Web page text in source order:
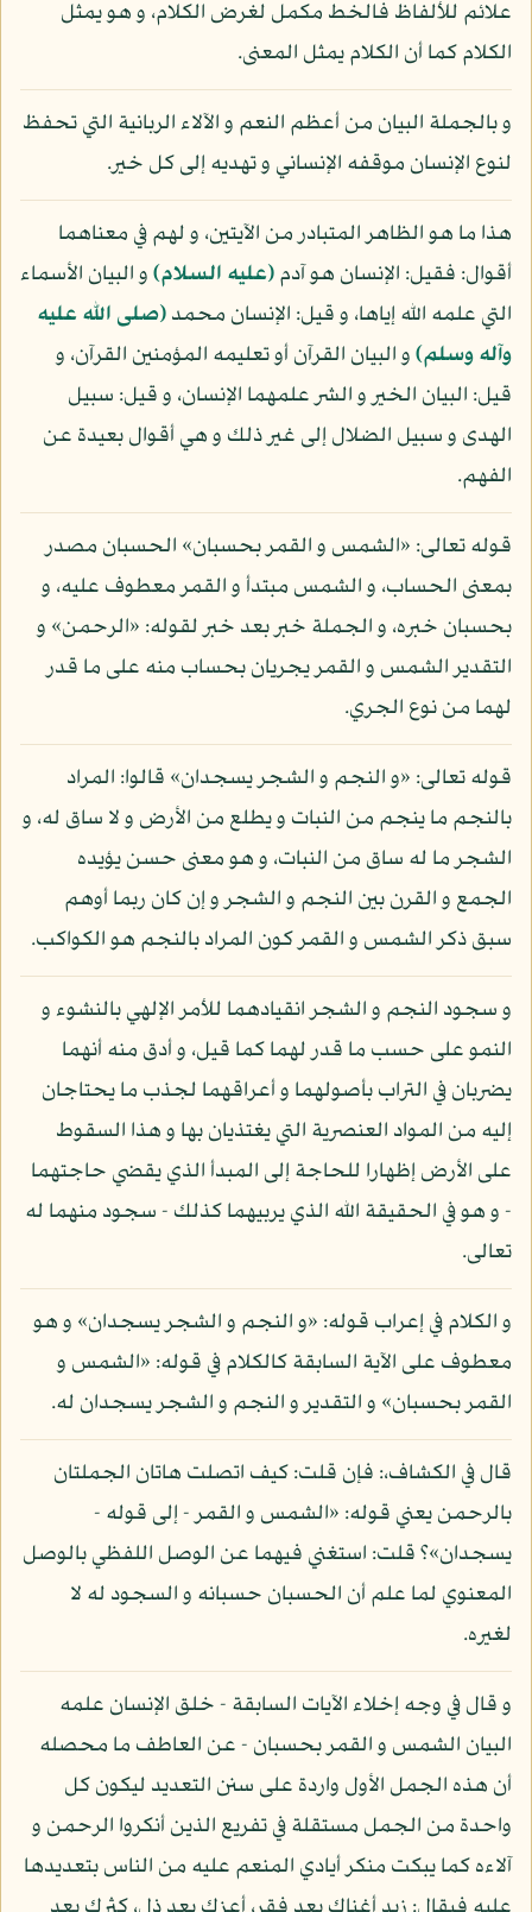
علائم للألفاظ فالخط مكمل لغرض الكلام، و هو يمثل
الكلام كما أن الكلام يمثل المعنى.
و بالجملة البيان من أعظم النعم و الآلاء الربانية التي تحفظ
لنوع الإنسان موقفه الإنساني و تهديه إلى كل خير.
هذا ما هو الظاهر المتبادر من الآيتين، و لهم في معناهما
أقوال: فقيل: الإنسان هو آدم(عليه السلام)و البيان الأسماء
التي علمه الله إياها، و قيل: الإنسان محمد(صلى الله عليه
وآله وسلم)و البيان القرآن أو تعليمه المؤمنين القرآن، و
قيل: البيان الخير و الشر علمهما الإنسان، و قيل: سبيل
الهدى و سبيل الضلال إلى غير ذلك و هي أقوال بعيدة عن
الفهم.
قوله تعالى: «الشمس و القمر بحسبان» الحسبان مصدر
بمعنى الحساب، و الشمس مبتدأ و القمر معطوف عليه، و
بحسبان خبره، و الجملة خبر بعد خبر لقوله: «الرحمن» و
التقدير الشمس و القمر يجريان بحساب منه على ما قدر
لهما من نوع الجري.
قوله تعالى: «و النجم و الشجر يسجدان» قالوا: المراد
بالنجم ما ينجم من النبات و يطلع من الأرض و لا ساق له، و
الشجر ما له ساق من النبات، و هو معنى حسن يؤيده
الجمع و القرن بين النجم و الشجر و إن كان ربما أوهم
سبق ذكر الشمس و القمر كون المراد بالنجم هو الكواكب.
و سجود النجم و الشجر انقيادهما للأمر الإلهي بالنشوء و
النمو على حسب ما قدر لهما كما قيل، و أدق منه أنهما
يضربان في التراب بأصولهما و أعراقهما لجذب ما يحتاجان
إليه من المواد العنصرية التي يغتذيان بها و هذا السقوط
على الأرض إظهارا للحاجة إلى المبدأ الذي يقضي حاجتهما
- و هو في الحقيقة الله الذي يربيهما كذلك - سجود منهما له
تعالى.
و الكلام في إعراب قوله: «و النجم و الشجر يسجدان» و هو
معطوف على الآية السابقة كالكلام في قوله: «الشمس و
القمر بحسبان» و التقدير و النجم و الشجر يسجدان له.
قال في الكشاف،: فإن قلت: كيف اتصلت هاتان الجملتان
بالرحمن يعني قوله: «الشمس و القمر - إلى قوله -
يسجدان»؟ قلت: استغني فيهما عن الوصل اللفظي بالوصل
المعنوي لما علم أن الحسبان حسبانه و السجود له لا
لغيره.
و قال في وجه إخلاء الآيات السابقة - خلق الإنسان علمه
البيان الشمس و القمر بحسبان - عن العاطف ما محصله
أن هذه الجمل الأول واردة على سنن التعديد ليكون كل
واحدة من الجمل مستقلة في تفريع الذين أنكروا الرحمن و
آلاءه كما يبكت منكر أيادي المنعم عليه من الناس بتعديدها